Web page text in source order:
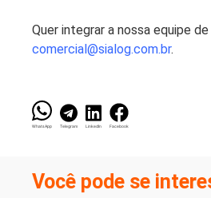
Quer integrar a nossa equipe
comercial@sialog.com.br.
WhatsApp Telegram LinkedIn Facebook
Você pode se